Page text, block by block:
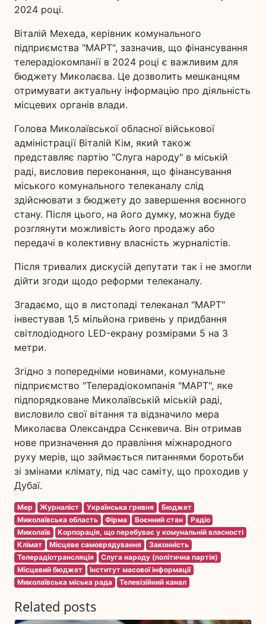
2024 році.
Віталій Мехеда, керівник комунального
підприємства "МАРТ", зазначив, що фінансування
телерадіокомпанії в 2024 році є важливим для
бюджету Миколаєва. Це дозволить мешканцям
отримувати актуальну інформацію про діяльність
місцевих органів влади.
Голова Миколаївської обласної військової
адміністрації Віталій Кім, який також
представляє партію "Слуга народу" в міській
раді, висловив переконання, що фінансування
міського комунального телеканалу слід
здійснювати з бюджету до завершення воєнного
стану. Після цього, на його думку, можна буде
розглянути можливість його продажу або
передачі в колективну власність журналістів.
Після тривалих дискусій депутати так і не змогли
дійти згоди щодо реформи телеканалу.
Згадаємо, що в листопаді телеканал "МАРТ"
інвестував 1,5 мільйона гривень у придбання
світлодіодного LED-екрану розмірами 5 на 3
метри.
Згідно з попередніми новинами, комунальне
підприємство "Телерадіокомпанія "МАРТ", яке
підпорядковане Миколаївській міській раді,
висловило свої вітання та відзначило мера
Миколаєва Олександра Сєнкевича. Він отримав
нове призначення до правління міжнародного
руху мерів, що займається питаннями боротьби
зі змінами клімату, під час саміту, що проходив у
Дубаї.
Мер Журналіст Українська гривня
Бюджет
Миколаївська область
Фірма Воєнний стан
Радіо
Миколаїв
Корпорація, що перебуває у комунальній власності
Клімат
Місцеве самоврядування
Законність
Телерадіотрансляція
Слуга народу (політична партія)
Місцевий бюджет
Інститут масової інформації
Миколаївська міська рада
Телевізійний канал
Related posts